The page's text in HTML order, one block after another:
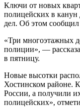
Ключи от новых
полицейских в канун
дел. Об этом
«Три многоэтажных
полиции», —
в пятницу.
Новые высотки
Хостинском районе.
России, а получили
полицейских»,